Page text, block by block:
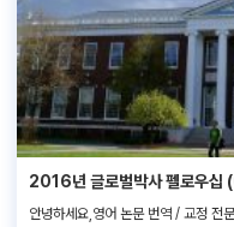
2016년 글로벌박사 펠로우십
안녕하세요,영어 논문 번역 / 교정 전